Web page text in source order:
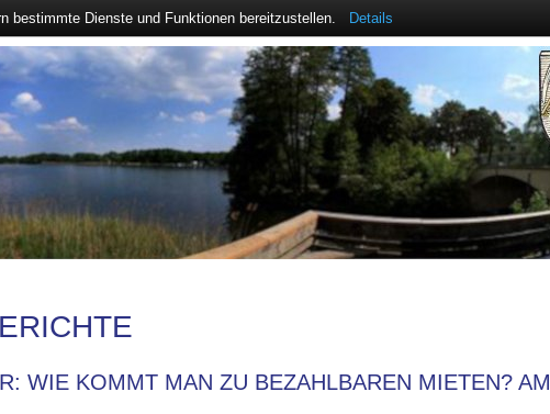
WIE KOMMT MAN ZU BEZAHLBAREN MIETEN? AM
bestimmte Dienste und Funktionen bereitzustellen. Details